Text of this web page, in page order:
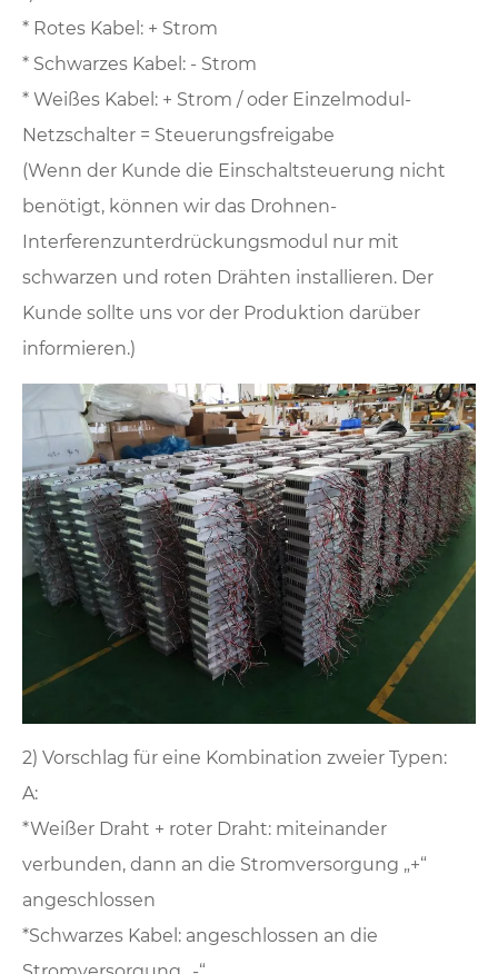
* Rotes Kabel: + Strom
* Schwarzes Kabel: - Strom
* Weißes Kabel: + Strom / oder Einzelmodul-
Netzschalter = Steuerungsfreigabe
(Wenn der Kunde die Einschaltsteuerung nicht
benötigt, können wir das Drohnen-
Interferenzunterdrückungsmodul nur mit
schwarzen und roten Drähten installieren. Der
Kunde sollte uns vor der Produktion darüber
informieren.)
2) Vorschlag für eine Kombination zweier Typen:
A:
*Weißer Draht + roter Draht: miteinander
verbunden, dann an die Stromversorgung „+“
angeschlossen
*Schwarzes Kabel: angeschlossen an die